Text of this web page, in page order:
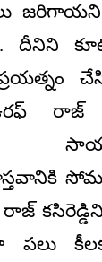
దీనిని
ప్ర‌య‌త్నం
రాజ్
క‌సిరెడ్డిని
ప‌లు